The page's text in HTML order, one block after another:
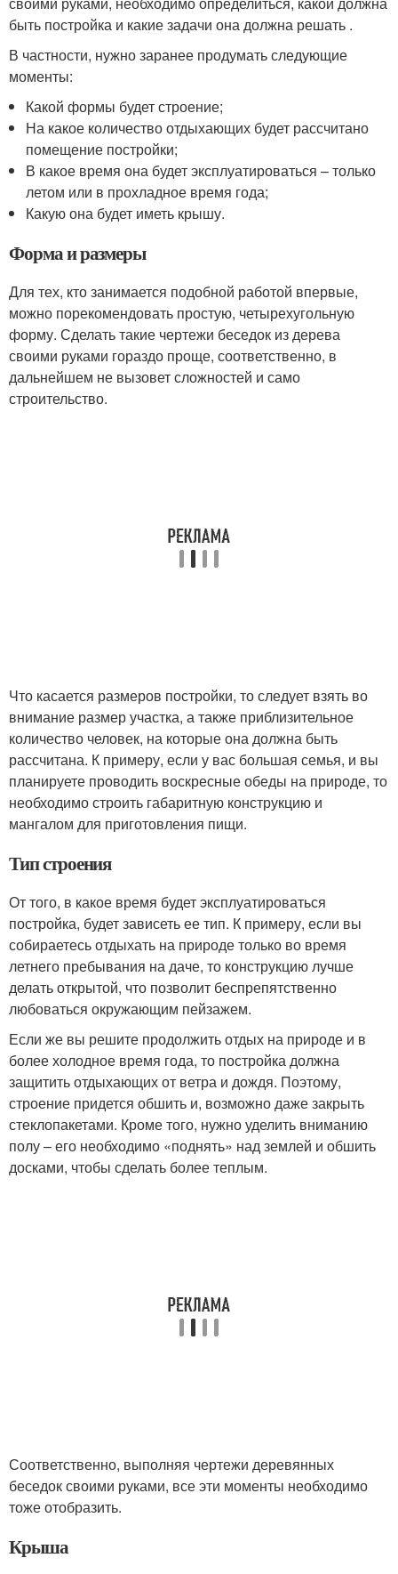
быть постройка и какие задачи она должна решать .
В частности, нужно заранее продумать следующие
моменты:
Какой формы будет строение;
На какое количество отдыхающих будет рассчитано
помещение постройки;
В какое время она будет эксплуатироваться – только
летом или в прохладное время года;
Какую она будет иметь крышу.
Форма и размеры
Для тех, кто занимается подобной работой впервые,
можно порекомендовать простую, четырехугольную
форму. Сделать такие чертежи беседок из дерева
своими руками гораздо проще, соответственно, в
дальнейшем не вызовет сложностей и само
строительство.
Что касается размеров постройки, то следует взять во
внимание размер участка, а также приблизительное
количество человек, на которые она должна быть
рассчитана. К примеру, если у вас большая семья, и вы
планируете проводить воскресные обеды на природе, то
необходимо строить габаритную конструкцию и
мангалом для приготовления пищи.
Тип строения
От того, в какое время будет эксплуатироваться
постройка, будет зависеть ее тип. К примеру, если вы
собираетесь отдыхать на природе только во время
летнего пребывания на даче, то конструкцию лучше
делать открытой, что позволит беспрепятственно
любоваться окружающим пейзажем.
Если же вы решите продолжить отдых на природе и в
более холодное время года, то постройка должна
защитить отдыхающих от ветра и дождя. Поэтому,
строение придется обшить и, возможно даже закрыть
стеклопакетами. Кроме того, нужно уделить вниманию
полу – его необходимо «поднять» над землей и обшить
досками, чтобы сделать более теплым.
Соответственно, выполняя чертежи деревянных
беседок своими руками, все эти моменты необходимо
тоже отобразить.
Крыша